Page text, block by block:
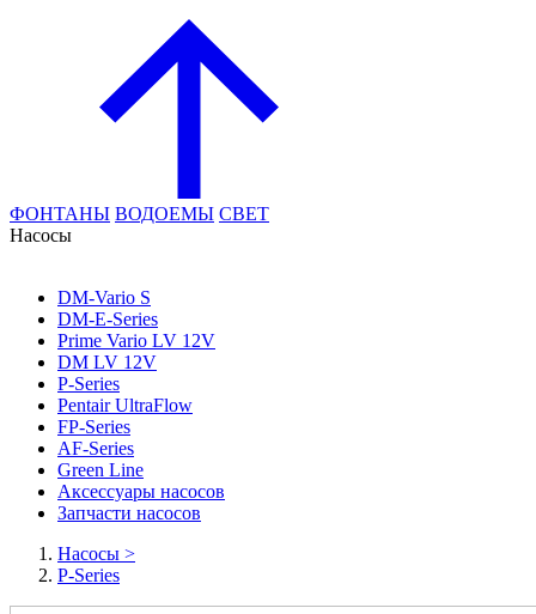
ФОНТАНЫ ВОДОЕМЫ СВЕТ
Насосы
DM-Vario S
DM-E-Series
Prime Vario LV 12V
DM LV 12V
P-Series
Pentair UltraFlow
FP-Series
AF-Series
Green Line
Аксессуары насосов
Запчасти насосов
Насосы >
P-Series